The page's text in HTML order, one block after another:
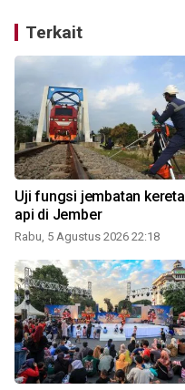
Terkait
Uji fungsi jembatan kereta
api di Jember
Rabu, 5 Agustus 2026 22:18